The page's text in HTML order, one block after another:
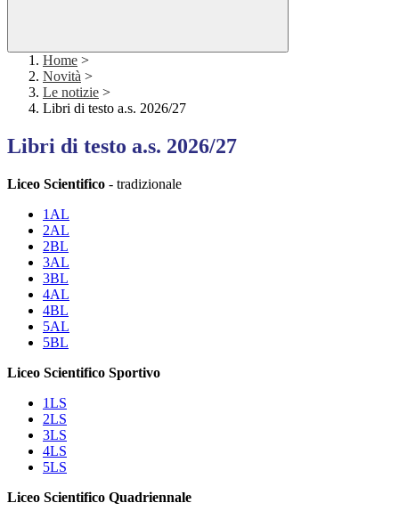
Home >
Novità >
Le notizie >
Libri di testo a.s. 2026/27
Libri di testo a.s. 2026/27
Liceo Scientifico - tradizionale
1AL
2AL
2BL
3AL
3BL
4AL
4BL
5AL
5BL
Liceo Scientifico Sportivo
1LS
2LS
3LS
4LS
5LS
Liceo Scientifico Quadriennale